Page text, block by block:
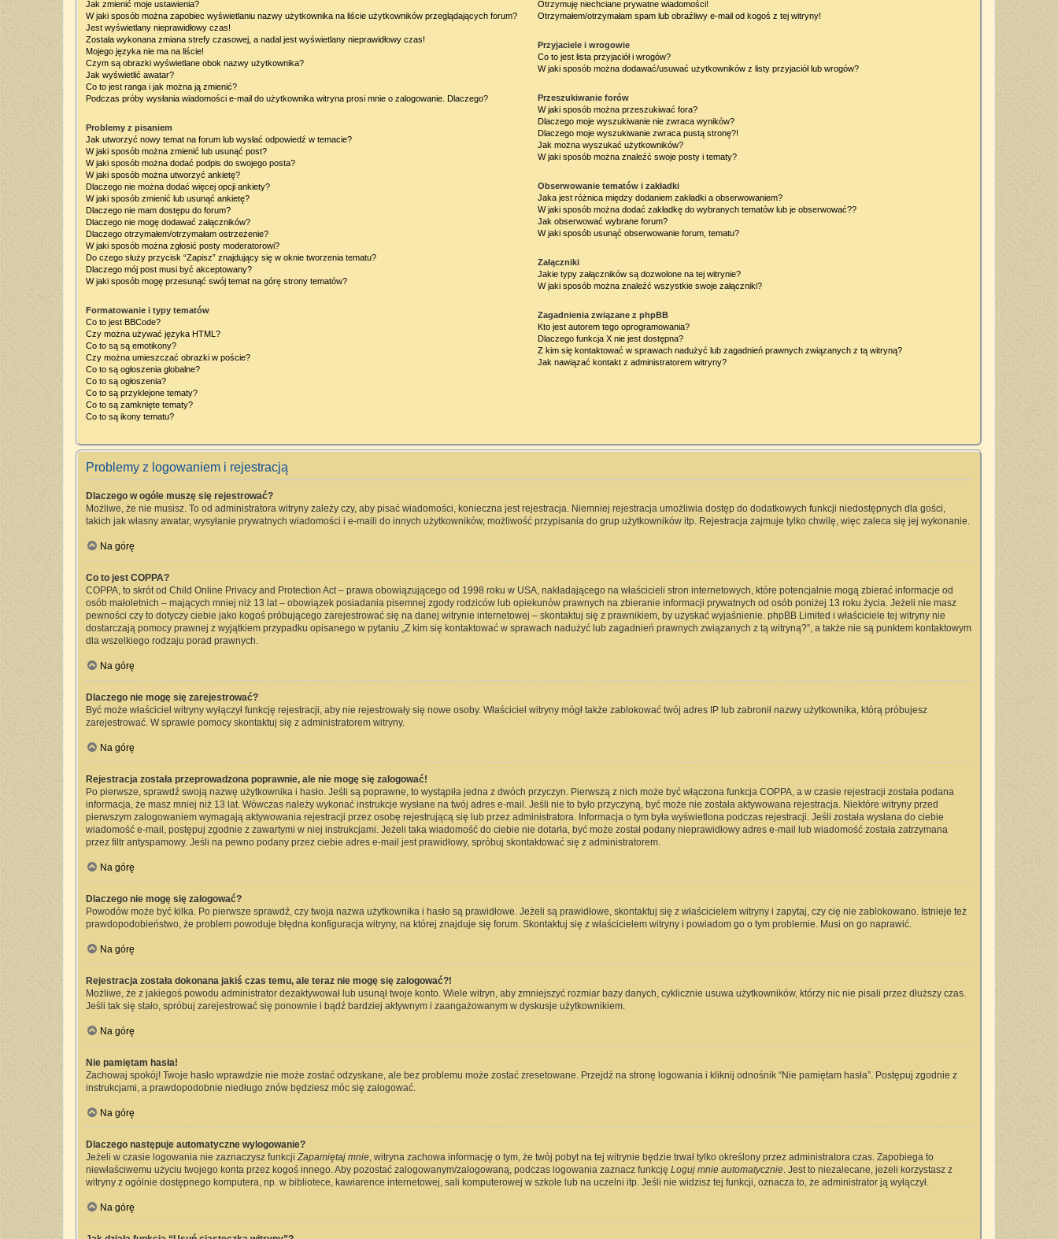
Jak zmienić moje ustawienia?
W jaki sposób można zapobiec wyświetlaniu nazwy użytkownika na liście użytkowników przeglądających forum?
Jest wyświetlany nieprawidłowy czas!
Została wykonana zmiana strefy czasowej, a nadal jest wyświetlany nieprawidłowy czas!
Mojego języka nie ma na liście!
Czym są obrazki wyświetlane obok nazwy użytkownika?
Jak wyświetlić awatar?
Co to jest ranga i jak można ją zmienić?
Podczas próby wysłania wiadomości e-mail do użytkownika witryna prosi mnie o zalogowanie. Dlaczego?
Problemy z pisaniem
Jak utworzyć nowy temat na forum lub wysłać odpowiedź w temacie?
W jaki sposób można zmienić lub usunąć post?
W jaki sposób można dodać podpis do swojego posta?
W jaki sposób można utworzyć ankietę?
Dlaczego nie można dodać więcej opcji ankiety?
W jaki sposób zmienić lub usunąć ankietę?
Dlaczego nie mam dostępu do forum?
Dlaczego nie mogę dodawać załączników?
Dlaczego otrzymałem/otrzymałam ostrzeżenie?
W jaki sposób można zgłosić posty moderatorowi?
Do czego służy przycisk “Zapisz” znajdujący się w oknie tworzenia tematu?
Dlaczego mój post musi być akceptowany?
W jaki sposób mogę przesunąć swój temat na górę strony tematów?
Formatowanie i typy tematów
Co to jest BBCode?
Czy można używać języka HTML?
Co to są są emotikony?
Czy można umieszczać obrazki w poście?
Co to są ogłoszenia globalne?
Co to są ogłoszenia?
Co to są przyklejone tematy?
Co to są zamknięte tematy?
Co to są ikony tematu?
Otrzymuję niechciane prywatne wiadomości!
Otrzymałem/otrzymałam spam lub obraźliwy e-mail od kogoś z tej witryny!
Przyjaciele i wrogowie
Co to jest lista przyjaciół i wrogów?
W jaki sposób można dodawać/usuwać użytkowników z listy przyjaciół lub wrogów?
Przeszukiwanie forów
W jaki sposób można przeszukiwać fora?
Dlaczego moje wyszukiwanie nie zwraca wyników?
Dlaczego moje wyszukiwanie zwraca pustą stronę?!
Jak można wyszukać użytkowników?
W jaki sposób można znaleźć swoje posty i tematy?
Obserwowanie tematów i zakładki
Jaka jest różnica między dodaniem zakładki a obserwowaniem?
W jaki sposób można dodać zakładkę do wybranych tematów lub je obserwować??
Jak obserwować wybrane forum?
W jaki sposób usunąć obserwowanie forum, tematu?
Załączniki
Jakie typy załączników są dozwolone na tej witrynie?
W jaki sposób można znaleźć wszystkie swoje załączniki?
Zagadnienia związane z phpBB
Kto jest autorem tego oprogramowania?
Dlaczego funkcja X nie jest dostępna?
Z kim się kontaktować w sprawach nadużyć lub zagadnień prawnych związanych z tą witryną?
Jak nawiązać kontakt z administratorem witryny?
Problemy z logowaniem i rejestracją
Dlaczego w ogóle muszę się rejestrować?
Możliwe, że nie musisz. To od administratora witryny zależy czy, aby pisać wiadomości, konieczna jest rejestracja. Niemniej rejestracja umożliwia dostęp do dodatkowych funkcji niedostępnych dla gości,
takich jak własny awatar, wysyłanie prywatnych wiadomości i e-maili do innych użytkowników, możliwość przypisania do grup użytkowników itp. Rejestracja zajmuje tylko chwilę, więc zaleca się jej wykonanie.
Na górę
Co to jest COPPA?
COPPA, to skrót od Child Online Privacy and Protection Act – prawa obowiązującego od 1998 roku w USA, nakładającego na właścicieli stron internetowych, które potencjalnie mogą zbierać informacje od
osób małoletnich – mających mniej niż 13 lat – obowiązek posiadania pisemnej zgody rodziców lub opiekunów prawnych na zbieranie informacji prywatnych od osób poniżej 13 roku życia. Jeżeli nie masz
pewności czy to dotyczy ciebie jako kogoś próbującego zarejestrować się na danej witrynie internetowej – skontaktuj się z prawnikiem, by uzyskać wyjaśnienie. phpBB Limited i właściciele tej witryny nie
dostarczają pomocy prawnej z wyjątkiem przypadku opisanego w pytaniu „Z kim się kontaktować w sprawach nadużyć lub zagadnień prawnych związanych z tą witryną?”, a także nie są punktem kontaktowym
dla wszelkiego rodzaju porad prawnych.
Na górę
Dlaczego nie mogę się zarejestrować?
Być może właściciel witryny wyłączył funkcję rejestracji, aby nie rejestrowały się nowe osoby. Właściciel witryny mógł także zablokować twój adres IP lub zabronił nazwy użytkownika, którą próbujesz
zarejestrować. W sprawie pomocy skontaktuj się z administratorem witryny.
Na górę
Rejestracja została przeprowadzona poprawnie, ale nie mogę się zalogować!
Po pierwsze, sprawdź swoją nazwę użytkownika i hasło. Jeśli są poprawne, to wystąpiła jedna z dwóch przyczyn. Pierwszą z nich może być włączona funkcja COPPA, a w czasie rejestracji została podana
informacja, że masz mniej niż 13 lat. Wówczas należy wykonać instrukcje wysłane na twój adres e-mail. Jeśli nie to było przyczyną, być może nie została aktywowana rejestracja. Niektóre witryny przed
pierwszym zalogowaniem wymagają aktywowania rejestracji przez osobę rejestrującą się lub przez administratora. Informacja o tym była wyświetlona podczas rejestracji. Jeśli została wysłana do ciebie
wiadomość e-mail, postępuj zgodnie z zawartymi w niej instrukcjami. Jeżeli taka wiadomość do ciebie nie dotarła, być może został podany nieprawidłowy adres e-mail lub wiadomość została zatrzymana
przez filtr antyspamowy. Jeśli na pewno podany przez ciebie adres e-mail jest prawidłowy, spróbuj skontaktować się z administratorem.
Na górę
Dlaczego nie mogę się zalogować?
Powodów może być kilka. Po pierwsze sprawdź, czy twoja nazwa użytkownika i hasło są prawidłowe. Jeżeli są prawidłowe, skontaktuj się z właścicielem witryny i zapytaj, czy cię nie zablokowano. Istnieje też
prawdopodobieństwo, że problem powoduje błędna konfiguracja witryny, na której znajduje się forum. Skontaktuj się z właścicielem witryny i powiadom go o tym problemie. Musi on go naprawić.
Na górę
Rejestracja została dokonana jakiś czas temu, ale teraz nie mogę się zalogować?!
Możliwe, że z jakiegoś powodu administrator dezaktywował lub usunął twoje konto. Wiele witryn, aby zmniejszyć rozmiar bazy danych, cyklicznie usuwa użytkowników, którzy nic nie pisali przez dłuższy czas.
Jeśli tak się stało, spróbuj zarejestrować się ponownie i bądź bardziej aktywnym i zaangażowanym w dyskusje użytkownikiem.
Na górę
Nie pamiętam hasła!
Zachowaj spokój! Twoje hasło wprawdzie nie może zostać odzyskane, ale bez problemu może zostać zresetowane. Przejdź na stronę logowania i kliknij odnośnik “Nie pamiętam hasła”. Postępuj zgodnie z
instrukcjami, a prawdopodobnie niedługo znów będziesz móc się zalogować.
Na górę
Dlaczego następuje automatyczne wylogowanie?
Jeżeli w czasie logowania nie zaznaczysz funkcjiZapamiętaj mnie, witryna zachowa informację o tym, że twój pobyt na tej witrynie będzie trwał tylko określony przez administratora czas. Zapobiega to
niewłaściwemu użyciu twojego konta przez kogoś innego. Aby pozostać zalogowanym/zalogowaną, podczas logowania zaznacz funkcję Loguj mnie automatycznie. Jest to niezalecane, jeżeli korzystasz z
witryny z ogólnie dostępnego komputera, np. w bibliotece, kawiarence internetowej, sali komputerowej w szkole lub na uczelni itp. Jeśli nie widzisz tej funkcji, oznacza to, że administrator ją wyłączył.
Na górę